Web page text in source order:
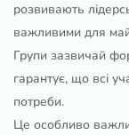
розвивають
важливими для
Групи зазвичай
гарантує, що всі
потреби.
Це особливо